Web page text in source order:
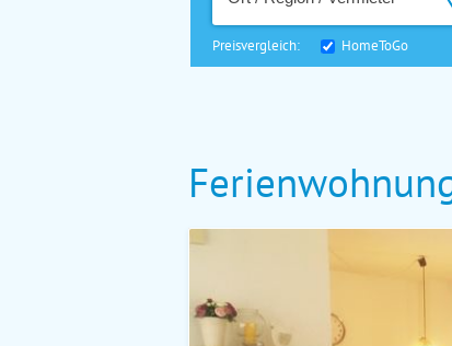
Preisvergleich: HomeToGo